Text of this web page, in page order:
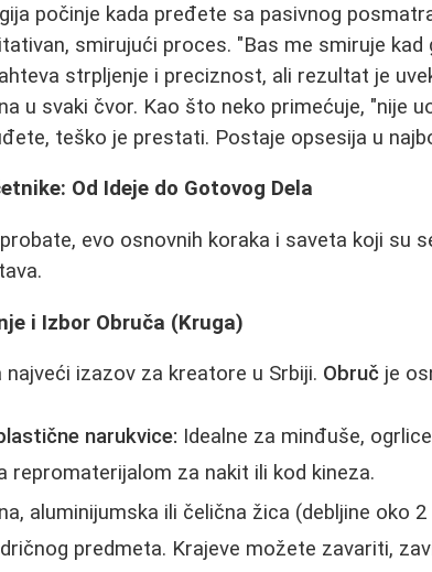
počinje kada pređete sa pasivnog
smirujući proces. "Bas me smiruje kad
strpljenje i preciznost, ali rezultat je
u svaki čvor. Kao što neko primećuje, "nije
teško je prestati. Postaje opsesija u
Od Ideje do Gotovog Dela
evo osnovnih koraka i saveta koji su
i Izbor Obruča (Kruga)
najveći izazov za kreatore u Srbiji. Obruč je
narukvice: Idealne za minđuše,
repromaterijalom za nakit ili kod kineza.
aluminijumska ili čelična žica (debljine oko
predmeta. Krajeve možete zavariti,